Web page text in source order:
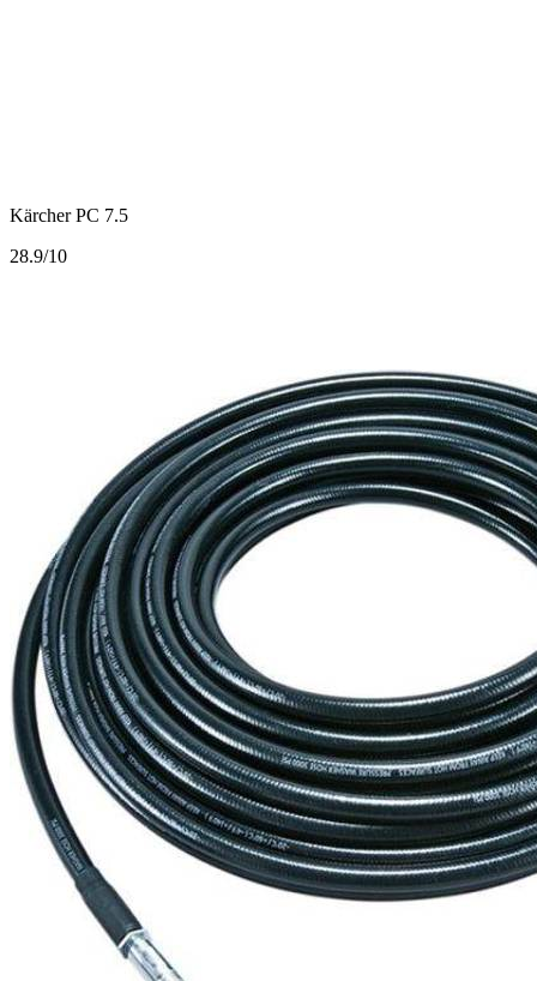
Kärcher PC 7.5
28.9/10